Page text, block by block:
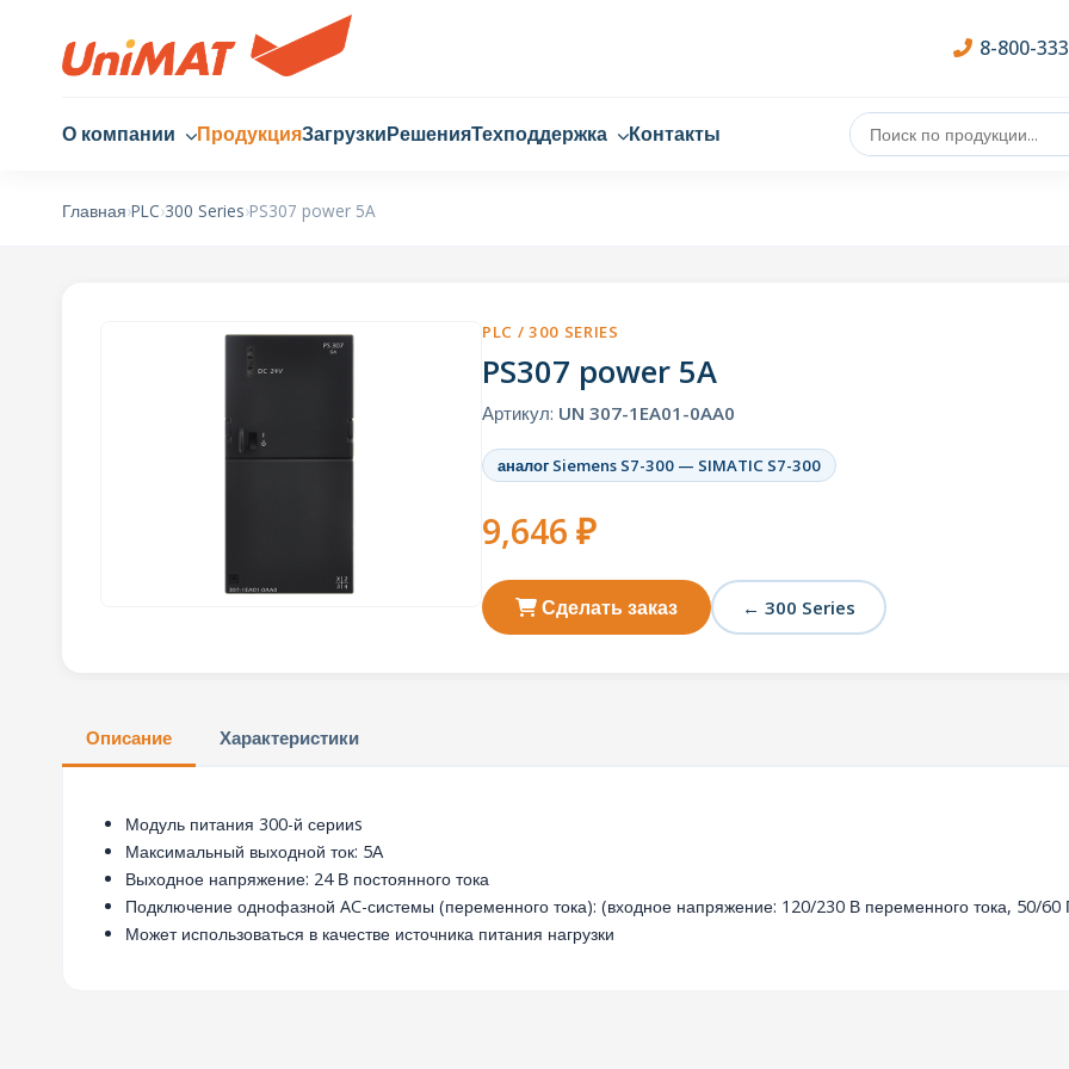
8-800-
О компании ПродукцияЗагрузкиРешенияТехподдержка Контакты
Главная›PLC›300 Series›PS307 power 5A
PLC / 300 SERIES
PS307 power 5A
Артикул: UN 307-1EA01-0AA0
аналог Siemens S7-300 — SIMATIC S7-300
9,646 ₽
Сделать заказ ← 300 Series
Описание Характеристики
Модуль питания 300-й серииs
Максимальный выходной ток: 5А
Выходное напряжение: 24 В постоянного тока
Подключение однофазной AC-системы (переменного тока): (входное напряжение: 120/230 В переменного тока, 50/60
Может использоваться в качестве источника питания нагрузки